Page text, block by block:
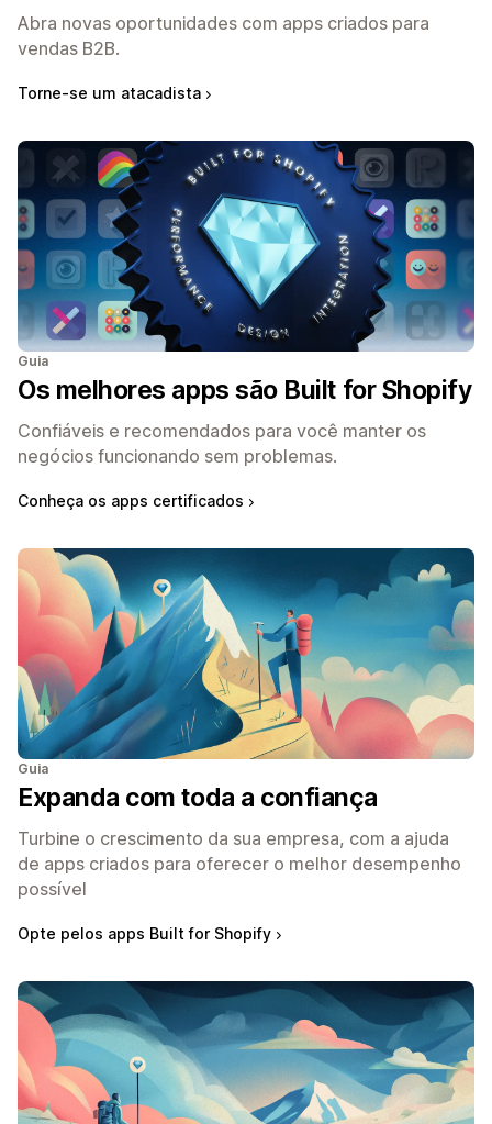
Abra novas oportunidades com apps criados para
vendas B2B.
Torne-se um atacadista
Guia
Os melhores apps são Built for Shopify
Confiáveis e recomendados para você manter os
negócios funcionando sem problemas.
Conheça os apps certificados
Guia
Expanda com toda a confiança
Turbine o crescimento da sua empresa, com a ajuda
de apps criados para oferecer o melhor desempenho
possível
Opte pelos apps Built for Shopify